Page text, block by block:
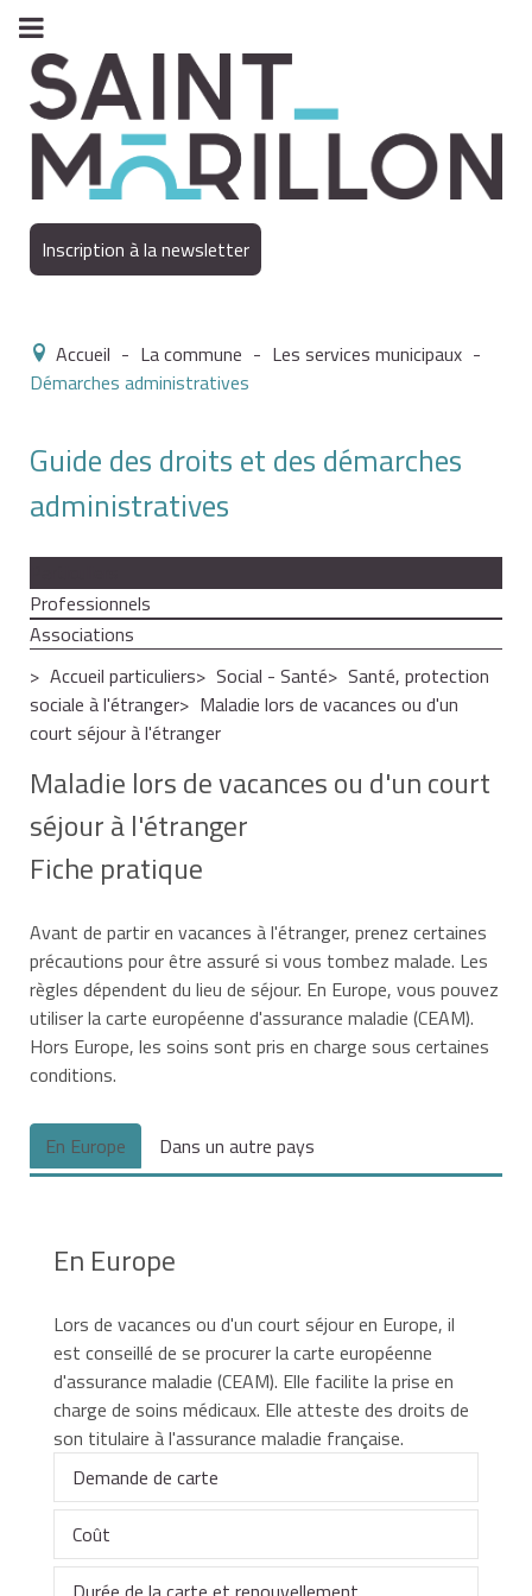
Inscription à la newsletter
Accueil - La commune - Les services municipaux -
Démarches administratives
Guide des droits et des démarches
administratives
Professionnels
Associations
Accueil particuliers
Social - Santé
Santé, protection
sociale à l'étranger
Maladie lors de vacances ou d'un
court séjour à l'étranger
Maladie lors de vacances ou d'un court
séjour à l'étranger
Fiche pratique
Avant de partir en vacances à l'étranger, prenez certaines
précautions pour être assuré si vous tombez malade. Les
règles dépendent du lieu de séjour. En Europe, vous pouvez
utiliser la carte européenne d'assurance maladie (CEAM).
Hors Europe, les soins sont pris en charge sous certaines
conditions.
En Europe Dans un autre pays
En Europe
Lors de vacances ou d'un court séjour en Europe, il
est conseillé de se procurer la carte européenne
d'assurance maladie (CEAM). Elle facilite la prise en
charge de soins médicaux. Elle atteste des droits de
son titulaire à l'assurance maladie française.
Demande de carte
La demande doit être effectuée auprès deson
organisme d'assurance maladie.
Coût